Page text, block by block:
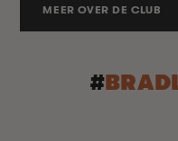
MEER OVER DE CLUB
#